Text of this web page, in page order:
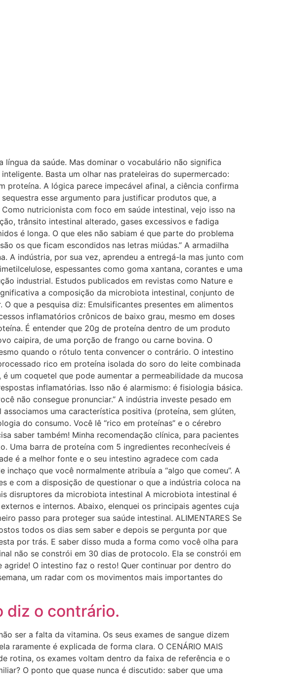
da saúde. Mas dominar o vocabulário não significa
Basta um olhar nas prateleiras do supermercado:
A lógica parece impecável afinal, a ciência confirma
esse argumento para justificar produtos que, a
nutricionista com foco em saúde intestinal, vejo isso na
trânsito intestinal alterado, gases excessivos e fadiga
é longa. O que eles não sabiam é que parte do problema
os que ficam escondidos nas letras miúdas.” A armadilha
A indústria, por sua vez, aprendeu a entregá-la mas junto com
espessantes como goma xantana, corantes e uma
industrial. Estudos publicados em revistas como Nature e
a composição da microbiota intestinal, conjunto de
que a pesquisa diz: Emulsificantes presentes em alimentos
inflamatórios crônicos de baixo grau, mesmo em doses
É entender que 20g de proteína dentro de um produto
caipira, de uma porção de frango ou carne bovina. O
quando o rótulo tenta convencer o contrário. O intestino
rico em proteína isolada do soro do leite combinada
um coquetel que pode aumentar a permeabilidade da mucosa
inflamatórias. Isso não é alarmismo: é fisiologia básica.
não consegue pronunciar.” A indústria investe pesado em
uma característica positiva (proteína, sem glúten,
do consumo. Você lê “rico em proteínas” e o cérebro
saber também! Minha recomendação clínica, para pacientes
Uma barra de proteína com 5 ingredientes reconhecíveis é
é a melhor fonte e o seu intestino agradece com cada
que você normalmente atribuía a “algo que comeu”. A
e com a disposição de questionar o que a indústria coloca na
disruptores da microbiota intestinal A microbiota intestinal é
e internos. Abaixo, elenquei os principais agentes cuja
passo para proteger sua saúde intestinal. ALIMENTARES Se
todos os dias sem saber e depois se pergunta por que
por trás. E saber disso muda a forma como você olha para
não se constrói em 30 dias de protocolo. Ela se constrói em
O intestino faz o resto! Quer continuar por dentro do
um radar com os movimentos mais importantes do
diz o contrário.
ser a falta da vitamina. Os seus exames de sangue dizem
raramente é explicada de forma clara. O CENÁRIO MAIS
rotina, os exames voltam dentro da faixa de referência e o
O ponto que quase nunca é discutido: saber que uma